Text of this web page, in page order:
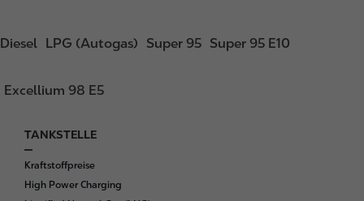
Diesel LPG (Autogas) Super 95 Super 95 E10
Excellium 98 E5
F
o
o
t
TANKSTELLE
Kraftstoffpreise
High Power Charging